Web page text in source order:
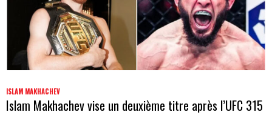
ISLAM MAKHACHEV
Islam Makhachev vise un deuxième titre après l’UFC 315